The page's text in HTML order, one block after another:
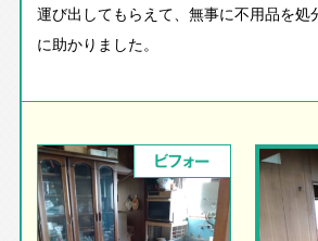
運び出してもらえて、無事に不用品を処
に助かりました。
ビフォー